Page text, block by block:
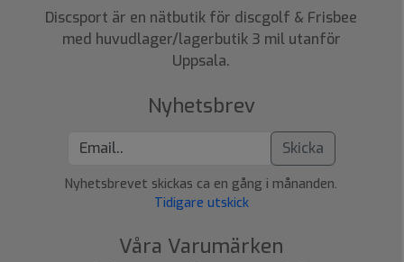
Discsport är en nätbutik för discgolf & Frisbee
med huvudlager/lagerbutik 3 mil utanför
Uppsala.
Nyhetsbrev
Skicka
Nyhetsbrevet skickas ca en gång i månanden.
Tidigare utskick
Våra Varumärken